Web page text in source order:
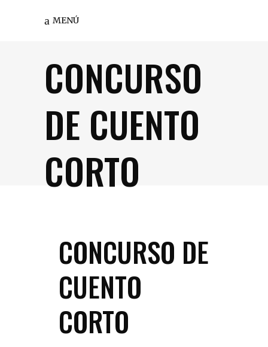
MENÚ
CONCURSO
DE CUENTO
CORTO
CONCURSO DE
CUENTO
CORTO